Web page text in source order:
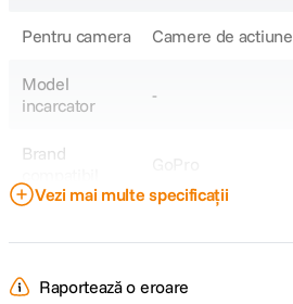
Pentru camera Camere de actiune
Model
incarcator
-
Brand
Acumulator
Model
Vezi mai multe specificații
Raportează o eroare